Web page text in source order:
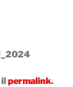
ilpermalink.